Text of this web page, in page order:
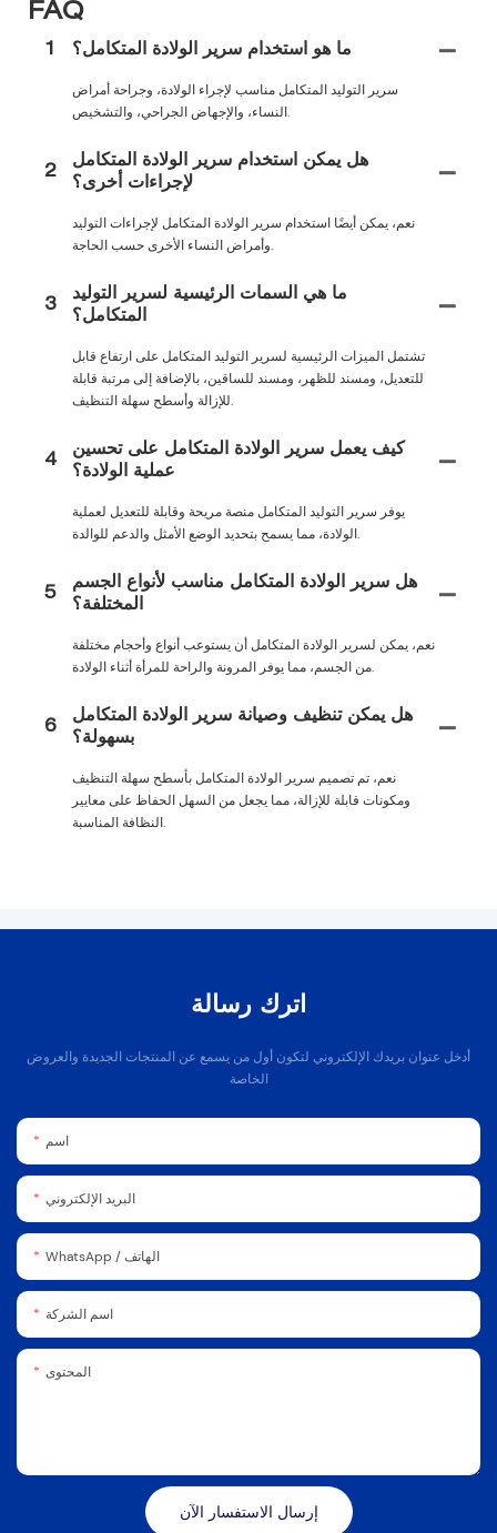
FAQ
1 ما هو استخدام سرير الولادة المتكامل؟
سرير التوليد المتكامل مناسب لإجراء الولادة، وجراحة أمراض
النساء، والإجهاض الجراحي، والتشخيص.
2
هل يمكن استخدام سرير الولادة المتكامل
لإجراءات أخرى؟
نعم، يمكن أيضًا استخدام سرير الولادة المتكامل لإجراءات التوليد
وأمراض النساء الأخرى حسب الحاجة.
3
ما هي السمات الرئيسية لسرير التوليد
المتكامل؟
تشتمل الميزات الرئيسية لسرير التوليد المتكامل على ارتفاع قابل
للتعديل، ومسند للظهر، ومسند للساقين، بالإضافة إلى مرتبة قابلة
للإزالة وأسطح سهلة التنظيف.
4
كيف يعمل سرير الولادة المتكامل على تحسين
عملية الولادة؟
يوفر سرير التوليد المتكامل منصة مريحة وقابلة للتعديل لعملية
الولادة، مما يسمح بتحديد الوضع الأمثل والدعم للوالدة.
5
هل سرير الولادة المتكامل مناسب لأنواع الجسم
المختلفة؟
نعم، يمكن لسرير الولادة المتكامل أن يستوعب أنواع وأحجام مختلفة
من الجسم، مما يوفر المرونة والراحة للمرأة أثناء الولادة.
6
هل يمكن تنظيف وصيانة سرير الولادة المتكامل
بسهولة؟
نعم، تم تصميم سرير الولادة المتكامل بأسطح سهلة التنظيف
ومكونات قابلة للإزالة، مما يجعل من السهل الحفاظ على معايير
النظافة المناسبة.
اترك رسالة
أدخل عنوان بريدك الإلكتروني لتكون أول من يسمع عن المنتجات الجديدة والعروض
الخاصة
اسم
البريد الإلكتروني
WhatsApp / الهاتف
اسم الشركة
المحتوى
إرسال الاستفسار الآن